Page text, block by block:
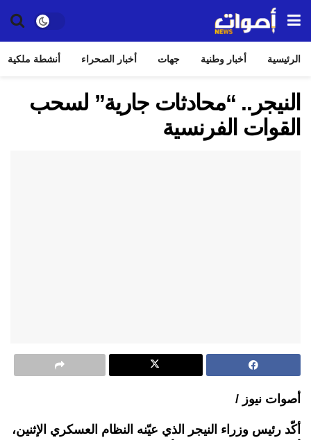
الرئيسية أخبار وطنية جهات أخبار الصحراء أنشطة ملكية
النيجر.. “محادثات جارية” لسحب
القوات الفرنسية
أصوات نيوز /
أكّد رئيس وزراء النيجر الذي عيّنه النظام العسكري الإثنين،